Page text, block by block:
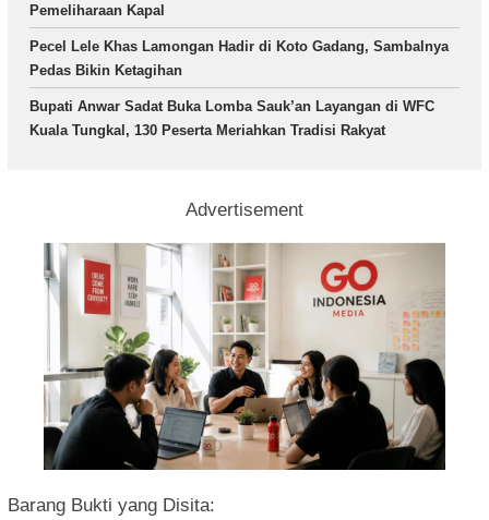
Pemeliharaan Kapal
Pecel Lele Khas Lamongan Hadir di Koto Gadang, Sambalnya
Pedas Bikin Ketagihan
Bupati Anwar Sadat Buka Lomba Sauk’an Layangan di WFC
Kuala Tungkal, 130 Peserta Meriahkan Tradisi Rakyat
Advertisement
Barang Bukti yang Disita: